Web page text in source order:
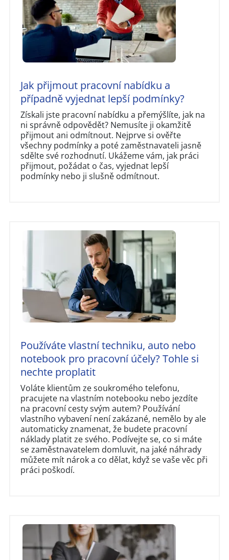
Jak přijmout pracovní nabídku a
případně vyjednat lepší podmínky?
Získali jste pracovní nabídku a přemýšlíte, jak na
ni správně odpovědět? Nemusíte ji okamžitě
přijmout ani odmítnout. Nejprve si ověřte
všechny podmínky a poté zaměstnavateli jasně
sdělte své rozhodnutí. Ukážeme vám, jak práci
přijmout, požádat o čas, vyjednat lepší
podmínky nebo ji slušně odmítnout.
Používáte vlastní techniku, auto nebo
notebook pro pracovní účely? Tohle si
nechte proplatit
Voláte klientům ze soukromého telefonu,
pracujete na vlastním notebooku nebo jezdíte
na pracovní cesty svým autem? Používání
vlastního vybavení není zakázané, nemělo by ale
automaticky znamenat, že budete pracovní
náklady platit ze svého. Podívejte se, co si máte
se zaměstnavatelem domluvit, na jaké náhrady
můžete mít nárok a co dělat, když se vaše věc při
práci poškodí.